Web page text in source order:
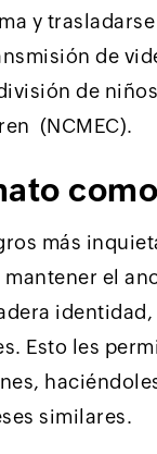
y
de
de
(NCMEC).
más
el
Esto les
similares.